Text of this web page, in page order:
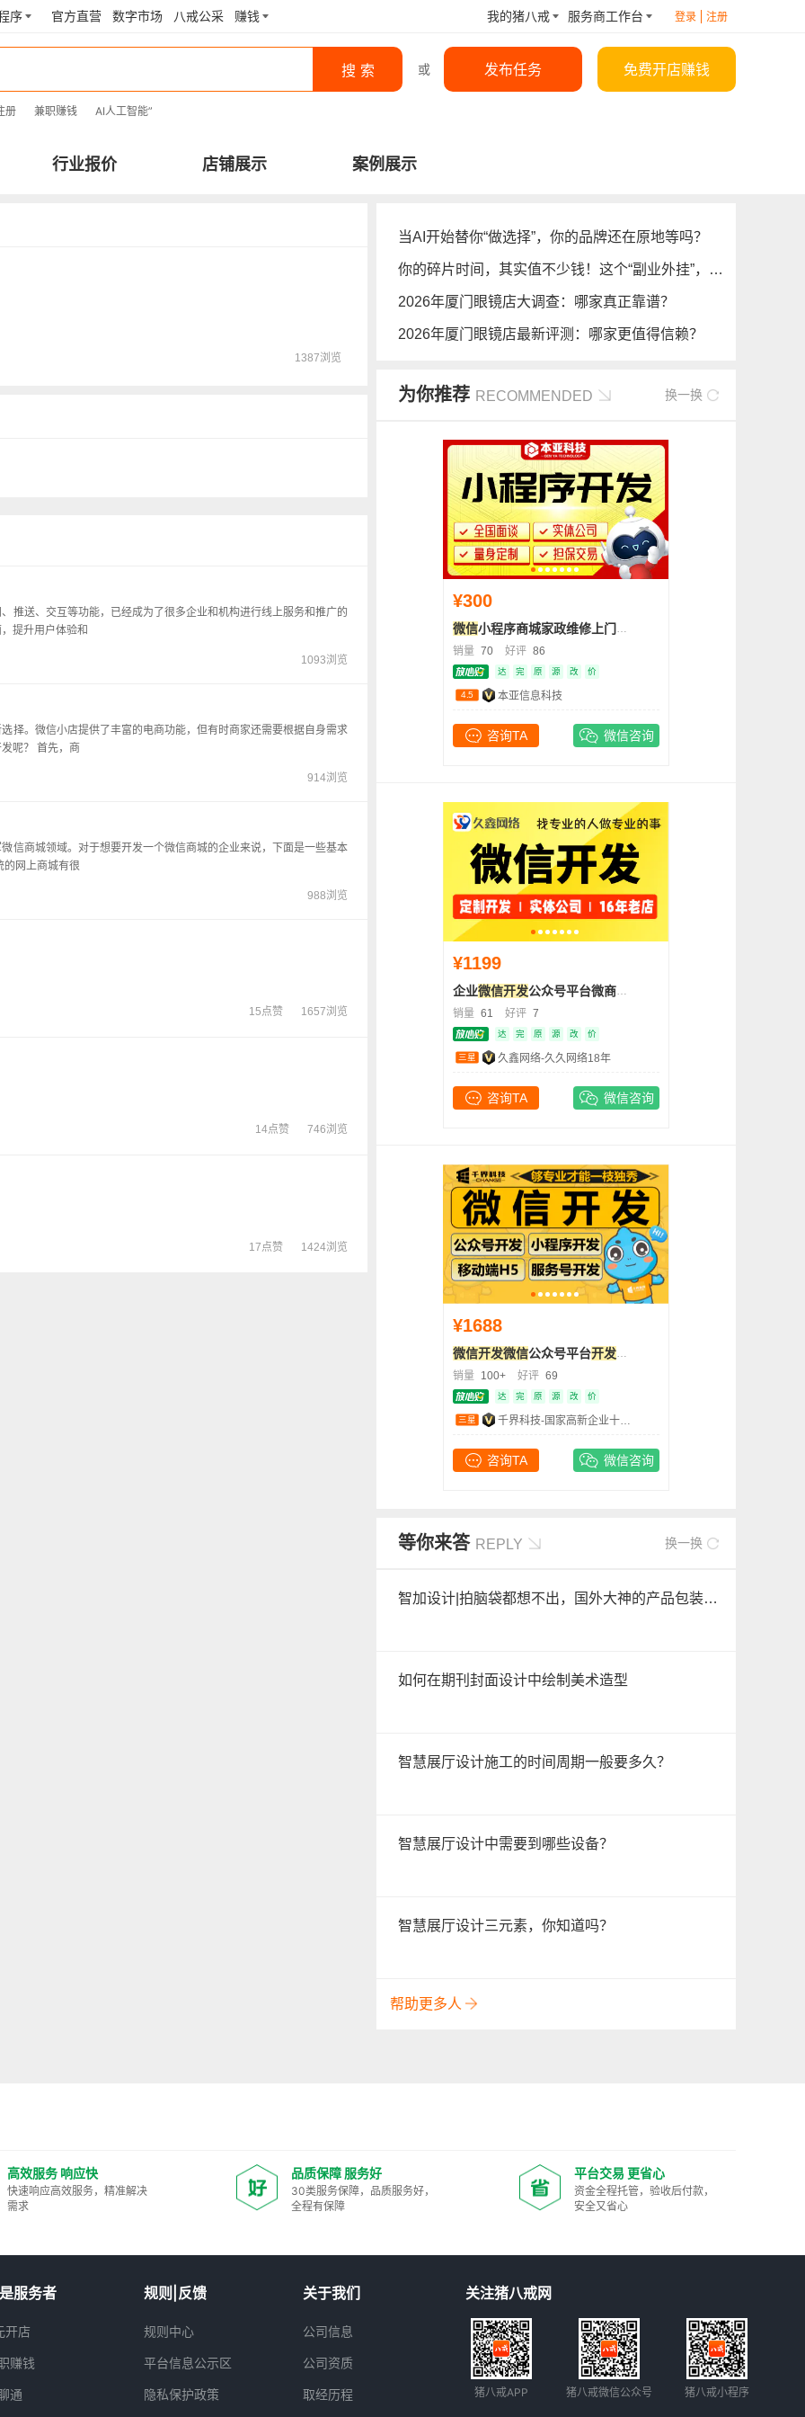
序 官方直营 数字市场 八戒公采 赚钱 我的猪八戒 服务商工作台 登录 注册
搜 索 或 发布任务 免费开店赚钱
册 兼职赚钱 AI人工智能”
行业报价 店铺展示 案例展示
当AI开始替你“做选择”，你的品牌还在原地等吗？
你的碎片时间，其实值不少钱！这个“副业外挂”，我偷偷用了三个月……
2026年厦门眼镜店大调查：哪家真正靠谱？
2026年厦门眼镜店最新评测：哪家更值得信赖？
为你推荐 RECOMMENDED 换一换
¥300
微信小程序商城家政维修上门运输物流小程序定制
销量 70 好评 86
达 完 原 源 改 价
4.5 本亚信息科技
咨询TA 微信咨询
¥1199
企业微信开发公众号平台微商城H5定制作页面二维码
销量 61 好评 7
达 完 原 源 改 价
三星 久鑫网络-久久网络18年
咨询TA 微信咨询
¥1688
微信开发微信公众号平台开发微官网
销量 100+ 好评 69
达 完 原 源 改 价
三星 千界科技-国家高新企业十年店
咨询TA 微信咨询
等你来答 REPLY 换一换
智加设计|拍脑袋都想不出，国外大神的产品包装设计
如何在期刊封面设计中绘制美术造型
智慧展厅设计施工的时间周期一般要多久？
智慧展厅设计中需要到哪些设备？
智慧展厅设计三元素，你知道吗？
帮助更多人
1387浏览
推送、交互等功能，已经成为了很多企业和机构进行线上服务和推广的
提升用户体验和
1093浏览
择。微信小店提供了丰富的电商功能，但有时商家还需要根据自身需求
呢？ 首先，商
914浏览
信商城领域。对于想要开发一个微信商城的企业来说，下面是一些基本
的网上商城有很
988浏览
1657浏览
15点赞
746浏览
14点赞
1424浏览
17点赞
高效服务 响应快
快速响应高效服务，精准解决
需求
品质保障 服务好
30类服务保障，品质服务好，
全程有保障
平台交易 更省心
资金全程托管，验收后付款，
安全又省心
服务者
开店
赚钱
通
规则|反馈
规则中心
平台信息公示区
隐私保护政策
关于我们
公司信息
公司资质
取经历程
关注猪八戒网
猪八戒APP 猪八戒微信公众号 猪八戒小程序